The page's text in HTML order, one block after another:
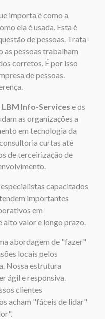
importa é como a
ela é usada. Esta é
de pessoas. Trata-
as pessoas trabalham
corretos. É por isso
de pessoas.
LBM Info-Services e os
as organizações a
em tecnologia da
curtas até
de terceirização de
capacitados
importantes
em
alto valor e longo prazo.
abordagem de "fazer"
locais pelos
Nossa estrutura
ágil e responsiva.
clientes
acham "fáceis de lidar"